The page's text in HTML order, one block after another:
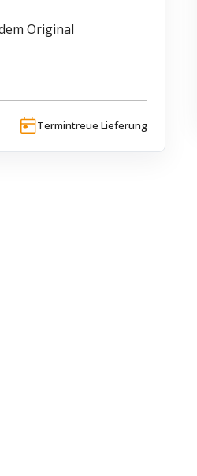
Original
Termintreue Lieferung